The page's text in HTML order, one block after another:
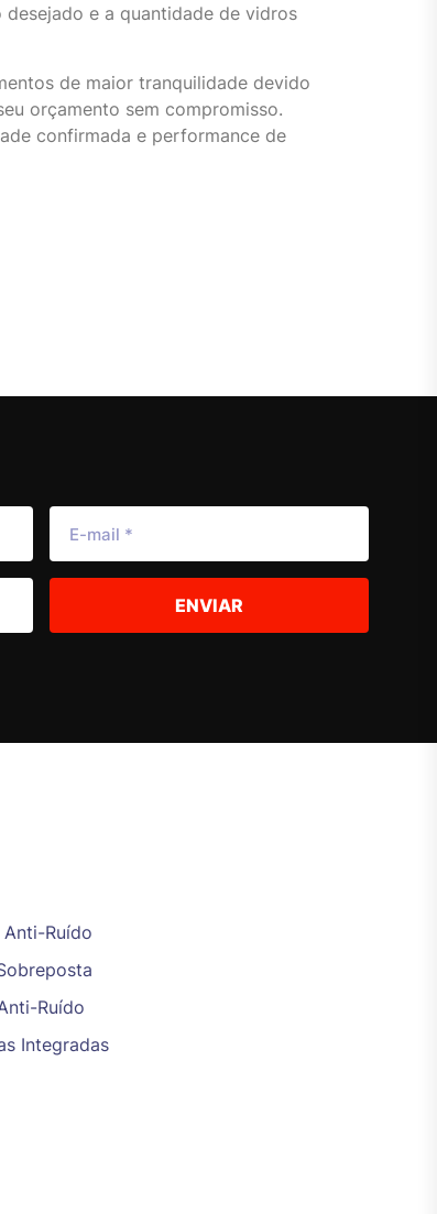
e a quantidade de vidros
de maior tranquilidade devido
orçamento sem compromisso.
confirmada e performance de
ENVIAR
Anti-Ruído
Ruído
Integradas